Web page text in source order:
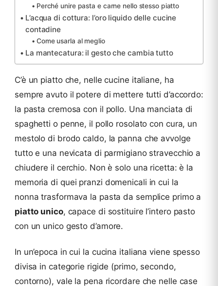
Perché unire pasta e carne nello stesso piatto
L’acqua di cottura: l’oro liquido delle cucine
contadine
Come usarla al meglio
La mantecatura: il gesto che cambia tutto
C’è un piatto che, nelle cucine italiane, ha
sempre avuto il potere di mettere tutti d’accordo:
la pasta cremosa con il pollo. Una manciata di
spaghetti o penne, il pollo rosolato con cura, un
mestolo di brodo caldo, la panna che avvolge
tutto e una nevicata di parmigiano stravecchio a
chiudere il cerchio. Non è solo una ricetta: è la
memoria di quei pranzi domenicali in cui la
nonna trasformava la pasta da semplice primo a
piatto unico, capace di sostituire l’intero pasto
con un unico gesto d’amore.
In un’epoca in cui la cucina italiana viene spesso
divisa in categorie rigide (primo, secondo,
contorno), vale la pena ricordare che nelle case